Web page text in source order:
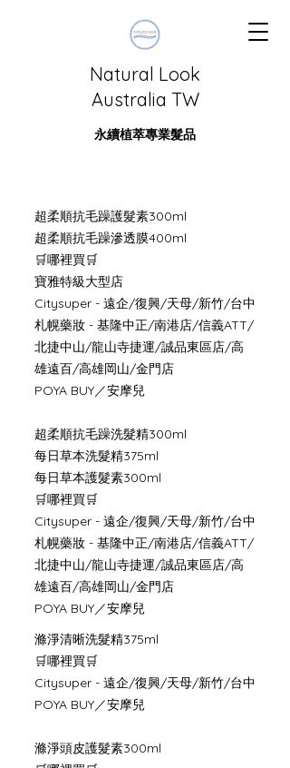
Natural Look
Australia TW
永續植萃專業髮品
​超柔順抗毛躁護髮素300ml
超柔順抗毛躁滲透膜400ml
🛒哪裡買🛒
寶雅特級大型店
Citysuper - 遠企/復興/天母/新竹/台中
札幌藥妝 - 基隆中正/南港店/信義ATT/
北捷中山/龍山寺捷運/誠品東區店/高
雄遠百/高雄岡山/金門店
​POYA BUY／安摩兒
超柔順抗毛躁洗髮精300ml
每日草本洗髮精375ml
每日草本護髮素300ml
🛒哪裡買🛒
Citysuper - 遠企/復興/天母/新竹/台中
札幌藥妝 - 基隆中正/南港店/信義ATT/
北捷中山/龍山寺捷運/誠品東區店/高
雄遠百/高雄岡山/金門店
POYA BUY／安摩兒
滌淨清晰洗髮精375ml
🛒哪裡買🛒
Citysuper - 遠企/復興/天母/新竹/台中
POYA BUY／安摩兒
滌淨頭皮護髮素300ml